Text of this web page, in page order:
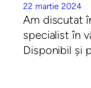
22 martie 2024
Am discutat
specialist în
Disponibil și